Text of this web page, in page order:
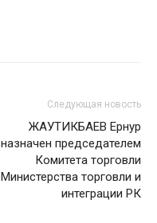
Следующая новость
ЖАУТИКБАЕВ Ернур
назначен председателем
Комитета торговли
Министерства торговли и
интеграции РК